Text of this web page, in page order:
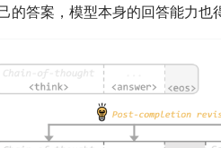
的答案，模型本身的回答能力也